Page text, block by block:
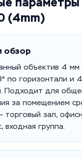
(4mm)
обзор
объектив 4 мм
по горизонтали и
Подходит для
за помещением
торговый зал,
входная группа.